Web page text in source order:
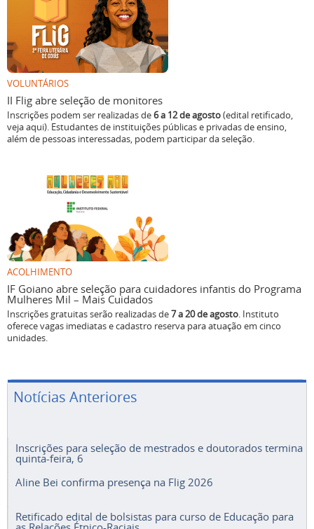
VOLUNTÁRIOS
II Flig abre seleção de monitores
Inscrições podem ser realizadas de6 a 12 de agosto(edital retificado,
veja aqui). Estudantes de instituições públicas e privadas de ensino,
além de pessoas interessadas, podem participar da seleção.
ACOLHIMENTO
IF Goiano abre seleção para cuidadores infantis do Programa
Mulheres Mil – Mais Cuidados
Inscrições gratuitas serão realizadas de7 a 20 de agosto. Instituto
oferece vagas imediatas e cadastro reserva para atuação em cinco
unidades.
Notícias Anteriores
Inscrições para seleção de mestrados e doutorados termina
quinta-feira, 6
Aline Bei confirma presença na Flig 2026
Retificado edital de bolsistas para curso de Educação para